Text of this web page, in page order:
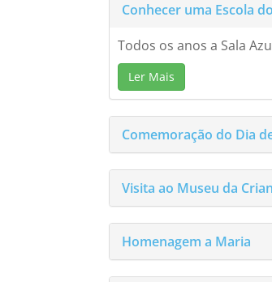
Conhecer uma Escola
Todos os anos a Sala
Ler Mais
Comemoração do Dia
Visita ao Museu da
Homenagem a Maria